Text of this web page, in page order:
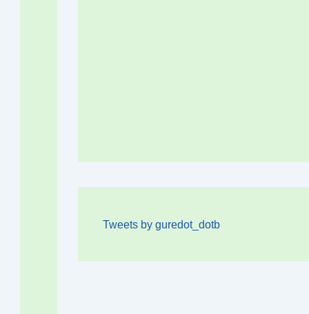
Tweets by guredot_dotb